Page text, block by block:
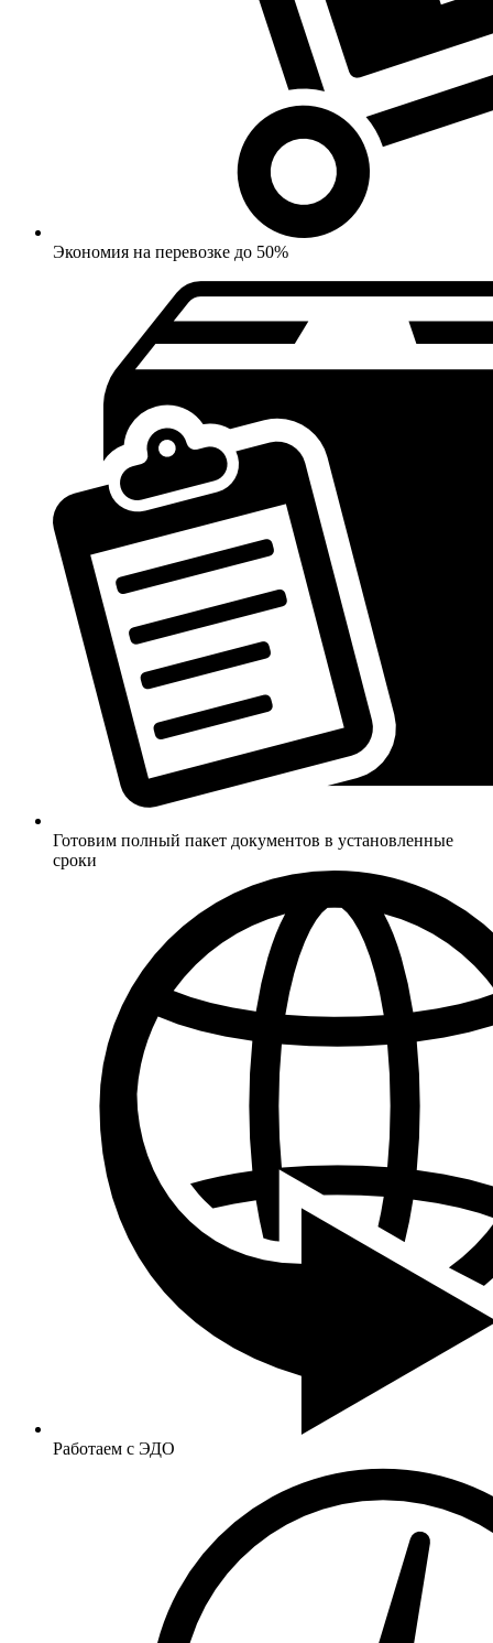
Экономия на перевозке до 50%
Готовим полный пакет документов в установленные
сроки
Работаем с ЭДО